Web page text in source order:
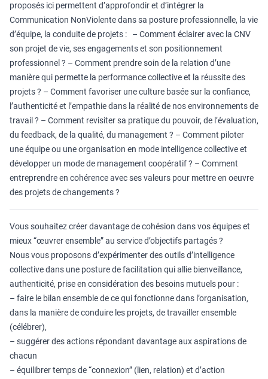
proposés ici permettent d’approfondir et d’intégrer la
Communication NonViolente dans sa posture professionnelle, la vie
d’équipe, la conduite de projets : – Comment éclairer avec la CNV
son projet de vie, ses engagements et son positionnement
professionnel ? – Comment prendre soin de la relation d’une
manière qui permette la performance collective et la réussite des
projets ? – Comment favoriser une culture basée sur la confiance,
l’authenticité et l’empathie dans la réalité de nos environnements de
travail ? – Comment revisiter sa pratique du pouvoir, de l’évaluation,
du feedback, de la qualité, du management ? – Comment piloter
une équipe ou une organisation en mode intelligence collective et
développer un mode de management coopératif ? – Comment
entreprendre en cohérence avec ses valeurs pour mettre en oeuvre
des projets de changements ?
Vous souhaitez créer davantage de cohésion dans vos équipes et
mieux “œuvrer ensemble” au service d’objectifs partagés ?
Nous vous proposons d’expérimenter des outils d’intelligence
collective dans une posture de facilitation qui allie bienveillance,
authenticité, prise en considération des besoins mutuels pour :
– faire le bilan ensemble de ce qui fonctionne dans l’organisation,
dans la manière de conduire les projets, de travailler ensemble
(célébrer),
– suggérer des actions répondant davantage aux aspirations de
chacun
– équilibrer temps de “connexion” (lien, relation) et d’action